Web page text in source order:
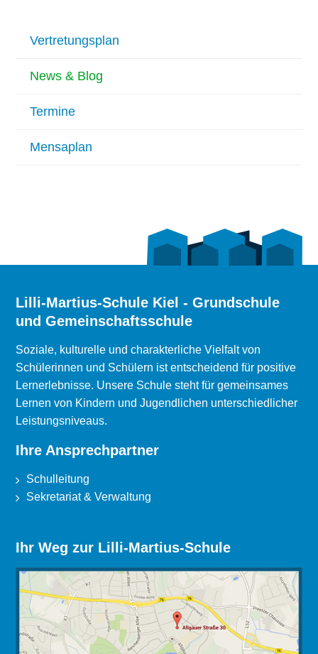
Vertretungsplan
News & Blog
Termine
Mensaplan
Lilli-Martius-Schule Kiel - Grundschule
und Gemeinschaftsschule
Soziale, kulturelle und charakterliche Vielfalt von
Schülerinnen und Schülern ist entscheidend für positive
Lernerlebnisse. Unsere Schule steht für gemeinsames
Lernen von Kindern und Jugendlichen unterschiedlicher
Leistungsniveaus.
Ihre Ansprechpartner
Schulleitung
Sekretariat & Verwaltung
Ihr Weg zur Lilli-Martius-Schule